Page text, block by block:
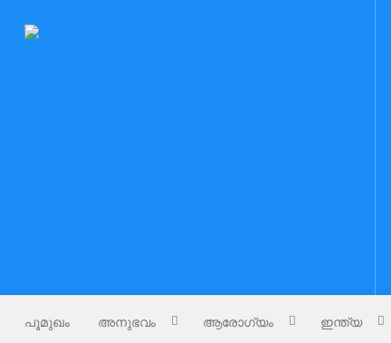
Nammude Naadu
പൂമുഖം അനുഭവം ആരോഗ്യം ഇന്ത്യ